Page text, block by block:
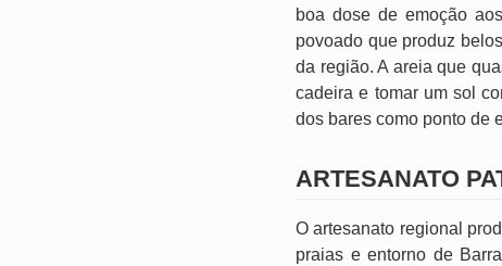
boa dose de emoção
povoado que produz
da região. A areia que
cadeira e tomar um sol
dos bares como ponto de
ARTESANATO
O artesanato regional
praias e entorno de